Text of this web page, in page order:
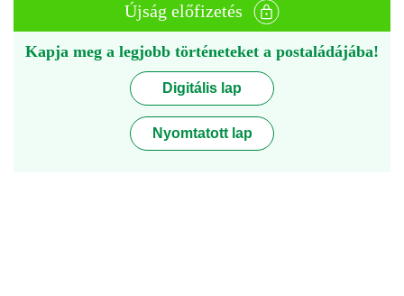
Újság előfizetés
Kapja meg a legjobb történeteket a postaládájába!
Digitális lap
Nyomtatott lap